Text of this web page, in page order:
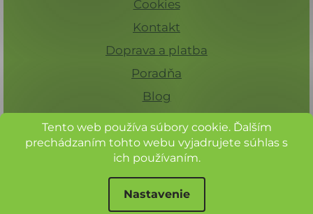
Tento web používa súbory cookie. Ďalším
prechádzaním tohto webu vyjadrujete súhlas s
ich používaním.
Nastavenie
Cookies
Kontakt
Doprava a platba
Poradňa
Blog